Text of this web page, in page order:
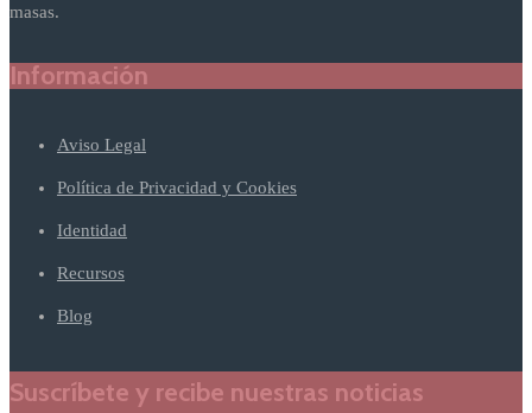
masas.
Información
Aviso Legal
Política de Privacidad y Cookies
Identidad
Recursos
Blog
Suscríbete y recibe nuestras noticias